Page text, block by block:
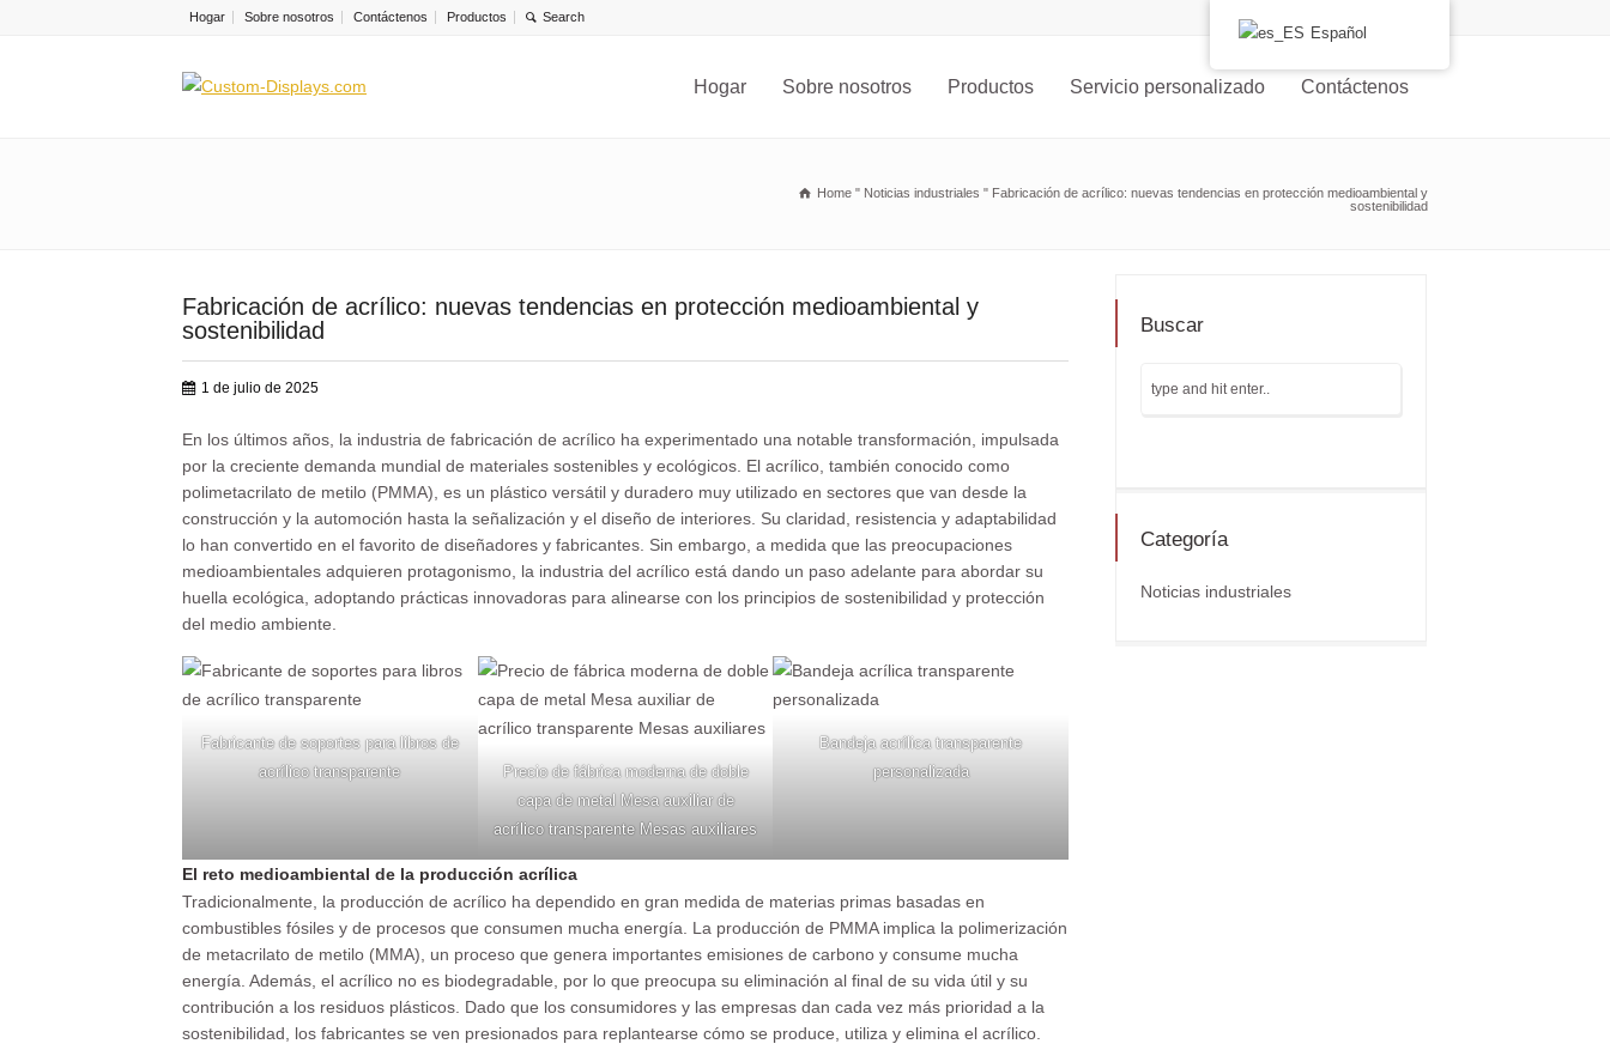
Hogar Sobre nosotros Contáctenos Productos
Hogar Sobre nosotros Productos Servicio personalizado Contáctenos
Home " Noticias industriales " Fabricación de acrílico: nuevas tendencias en protección medioambiental y
sostenibilidad
Fabricación de acrílico: nuevas tendencias en protección medioambiental y
sostenibilidad
1 de julio de 2025
En los últimos años, la industria de fabricación de acrílico ha experimentado una notable transformación, impulsada
por la creciente demanda mundial de materiales sostenibles y ecológicos. El acrílico, también conocido como
polimetacrilato de metilo (PMMA), es un plástico versátil y duradero muy utilizado en sectores que van desde la
construcción y la automoción hasta la señalización y el diseño de interiores. Su claridad, resistencia y adaptabilidad
lo han convertido en el favorito de diseñadores y fabricantes. Sin embargo, a medida que las preocupaciones
medioambientales adquieren protagonismo, la industria del acrílico está dando un paso adelante para abordar su
huella ecológica, adoptando prácticas innovadoras para alinearse con los principios de sostenibilidad y protección
del medio ambiente.
Fabricante de soportes para libros de
acrílico transparente
Precio de fábrica moderna de doble
capa de metal Mesa auxiliar de
acrílico transparente Mesas auxiliares
Bandeja acrílica transparente
personalizada
El reto medioambiental de la producción acrílica
Tradicionalmente, la producción de acrílico ha dependido en gran medida de materias primas basadas en
combustibles fósiles y de procesos que consumen mucha energía. La producción de PMMA implica la polimerización
de metacrilato de metilo (MMA), un proceso que genera importantes emisiones de carbono y consume mucha
energía. Además, el acrílico no es biodegradable, por lo que preocupa su eliminación al final de su vida útil y su
contribución a los residuos plásticos. Dado que los consumidores y las empresas dan cada vez más prioridad a la
sostenibilidad, los fabricantes se ven presionados para replantearse cómo se produce, utiliza y elimina el acrílico.
Buscar
Categoría
Noticias industriales
Español